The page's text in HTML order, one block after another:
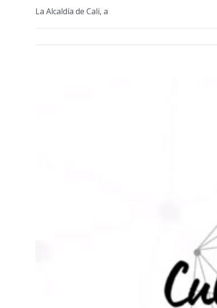
La Alcaldía de Cali, a